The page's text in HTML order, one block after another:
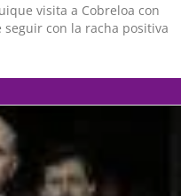
visita a Cobreloa con
seguir con la racha positiva